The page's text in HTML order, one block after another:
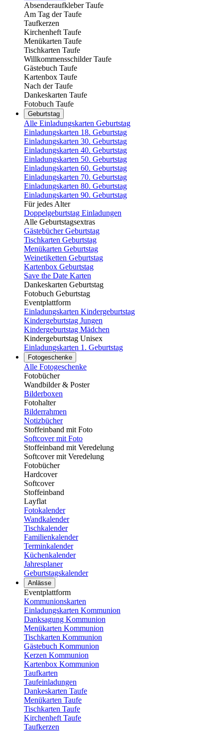
Absenderaufkleber Taufe
Am Tag der Taufe
Taufkerzen
Kirchenheft Taufe
Menükarten Taufe
Tischkarten Taufe
Willkommensschilder Taufe
Gästebuch Taufe
Kartenbox Taufe
Nach der Taufe
Dankeskarten Taufe
Fotobuch Taufe
Geburtstag
Alle Einladungskarten Geburtstag
Einladungskarten 18. Geburtstag
Einladungskarten 30. Geburtstag
Einladungskarten 40. Geburtstag
Einladungskarten 50. Geburtstag
Einladungskarten 60. Geburtstag
Einladungskarten 70. Geburtstag
Einladungskarten 80. Geburtstag
Einladungskarten 90. Geburtstag
Für jedes Alter
Doppelgeburtstag Einladungen
Alle Geburtstagsextras
Gästebücher Geburtstag
Tischkarten Geburtstag
Menükarten Geburtstag
Weinetiketten Geburtstag
Kartenbox Geburtstag
Save the Date Karten
Dankeskarten Geburtstag
Fotobuch Geburtstag
Eventplattform
Einladungskarten Kindergeburtstag
Kindergeburtstag Jungen
Kindergeburtstag Mädchen
Kindergeburtstag Unisex
Einladungskarten 1. Geburtstag
Fotogeschenke
Alle Fotogeschenke
Fotobücher
Wandbilder & Poster
Bilderboxen
Fotohalter
Bilderrahmen
Notizbücher
Stoffeinband mit Foto
Softcover mit Foto
Stoffeinband mit Veredelung
Softcover mit Veredelung
Fotobücher
Hardcover
Softcover
Stoffeinband
Layflat
Fotokalender
Wandkalender
Tischkalender
Familienkalender
Terminkalender
Küchenkalender
Jahresplaner
Geburtstagskalender
Anlässe
Eventplattform
Kommunionskarten
Einladungskarten Kommunion
Danksagung Kommunion
Menükarten Kommunion
Tischkarten Kommunion
Gästebuch Kommunion
Kerzen Kommunion
Kartenbox Kommunion
Taufkarten
Taufeinladungen
Dankeskarten Taufe
Menükarten Taufe
Tischkarten Taufe
Kirchenheft Taufe
Taufkerzen